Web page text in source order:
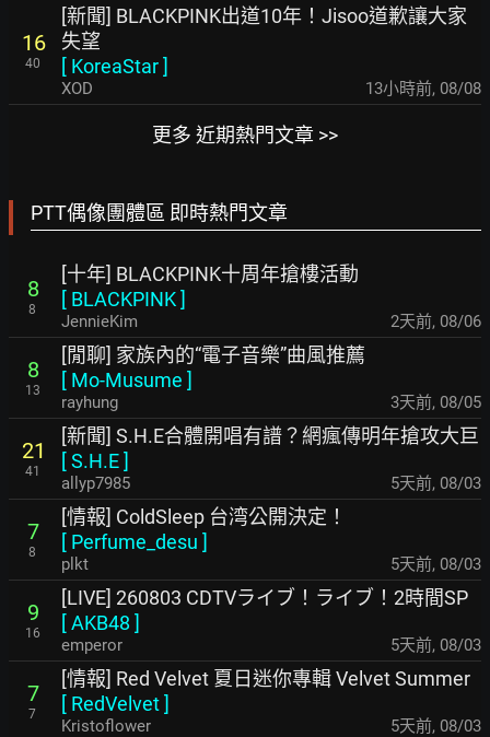
16
40
[新聞] BLACKPINK出道10年！Jisoo道歉讓大家
失望
[ KoreaStar]
XOD 13小時前, 08/08
更多 近期熱門文章 >>
PTT偶像團體區 即時熱門文章
8
8
[十年] BLACKPINK十周年搶樓活動
[ BLACKPINK]
JennieKim 2天前, 08/06
8
13
[閒聊] 家族內的“電子音樂”曲風推薦
[ Mo-Musume ]
rayhung 3天前, 08/05
21
41
[新聞] S.H.E合體開唱有譜？網瘋傳明年搶攻大巨
[S.H.E]
allyp7985 5天前, 08/03
7
8
[情報] ColdSleep 台湾公開決定！
[ Perfume_desu ]
plkt 5天前, 08/03
9
16
[LIVE] 260803 CDTVライブ！ライブ！2時間SP
[AKB48 ]
emperor 5天前, 08/03
7
7
[情報] Red Velvet 夏日迷你專輯 Velvet Summer
[ RedVelvet]
Kristoflower 5天前, 08/03